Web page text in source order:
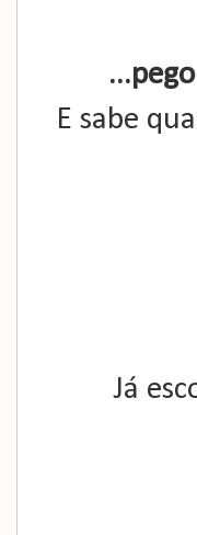
E sabe
Já